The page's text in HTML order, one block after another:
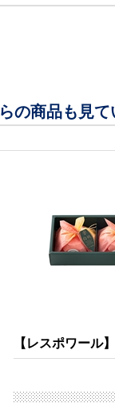
の商品も見て
【レスポワール